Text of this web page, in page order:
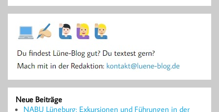
Neue Beiträge
NABU Lüneburg: Exkursionen und Führungen in der